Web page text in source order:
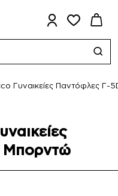
Μπορντώ
Γυναικείες Παντόφλες Γ-